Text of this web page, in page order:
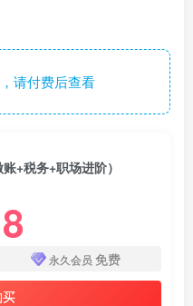
请付费后查看
+税务+职场进阶）
永久会员 免费